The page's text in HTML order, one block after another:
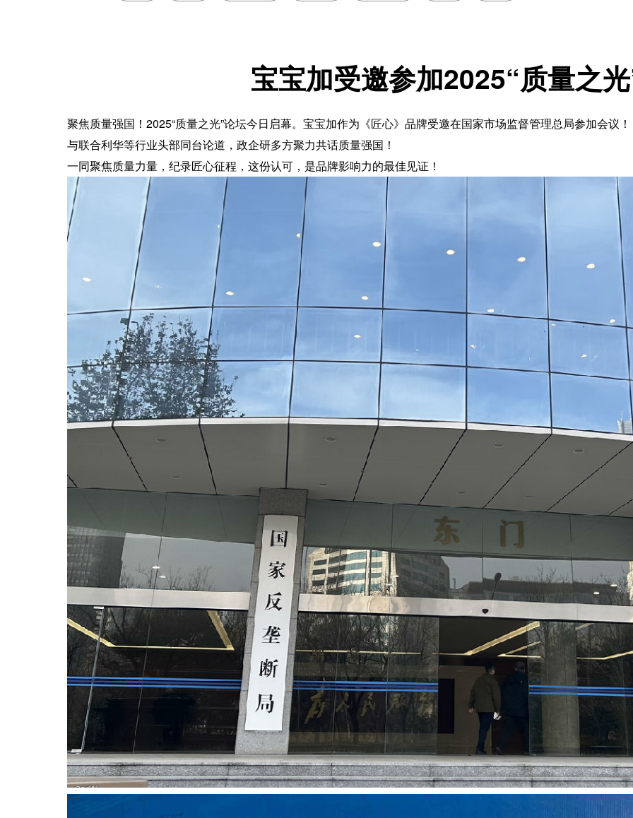
宝宝加受邀参加2025“质量之
聚焦质量强国！2025“质量之光”论坛今日启幕。宝宝加作为《匠心》品牌受邀在国家市场监督管理总局参加会议！
与联合利华等行业头部同台论道，政企研多方聚力共话质量强国！
一同聚焦质量力量，纪录匠心征程，这份认可，是品牌影响力的最佳见证！